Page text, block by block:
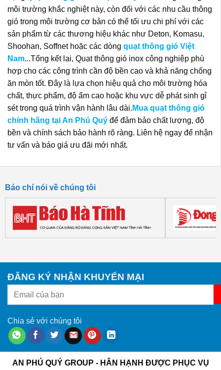
môi trường khắc nghiệt này, còn đối với các nhu cầu thông
gió trong môi trường cơ bản có thể tối ưu chi phí với các
sản phẩm từ các thương hiệu khác như Deton, Komasu,
Shoohan, Soffnet hoặc các dòng quạt thông gió Việt
Nam...Tổng kết lại, Quạt thông gió inox công nghiệp phù
hợp cho các công trình cần độ bền cao và khả năng chống
ăn mòn tốt. Đây là lựa chọn hiệu quả cho môi trường hóa
chất, thực phẩm, độ ẩm cao hoặc khu vực dễ phát sinh gỉ
sét trong quá trình vận hành lâu dài. Mua quạt thông gió
chính hãng tại An Phú Quý để đảm bảo chất lượng, độ
bền và chính sách bảo hành rõ ràng. Liên hệ ngay để nhận
tư vấn và báo giá ưu đãi mới nhất.
Báo chí nói về chúng tôi
ĐĂNG KÝ NHẬN KHUYẾN MẠI
Chia sẻ với chúng tôi
AN PHÚ QUÝ GROUP - HÂN HẠNH ĐƯỢC PHỤC VỤ